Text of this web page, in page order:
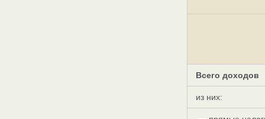
Всего доходов
из них: